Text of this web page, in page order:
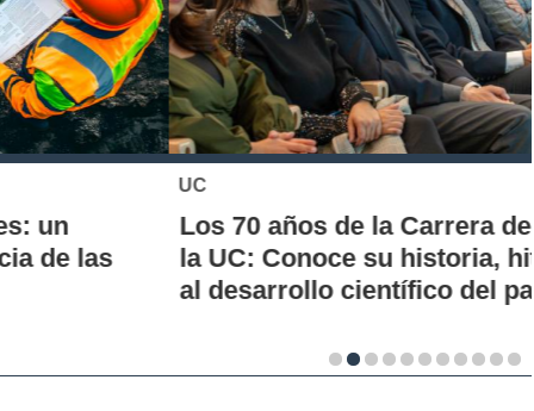
Los 70 años de la Carrera de Química de
la UC: Conoce su historia, hitos y aporte
al desarrollo científico del país